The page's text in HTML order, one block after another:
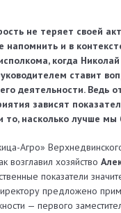
не теряет своей
напомнить и в
когда
ставит
деятельности. Ведь
зависят
то, насколько лучше
Агро»
возглавил хозяйство
показатели
предложено
— первого